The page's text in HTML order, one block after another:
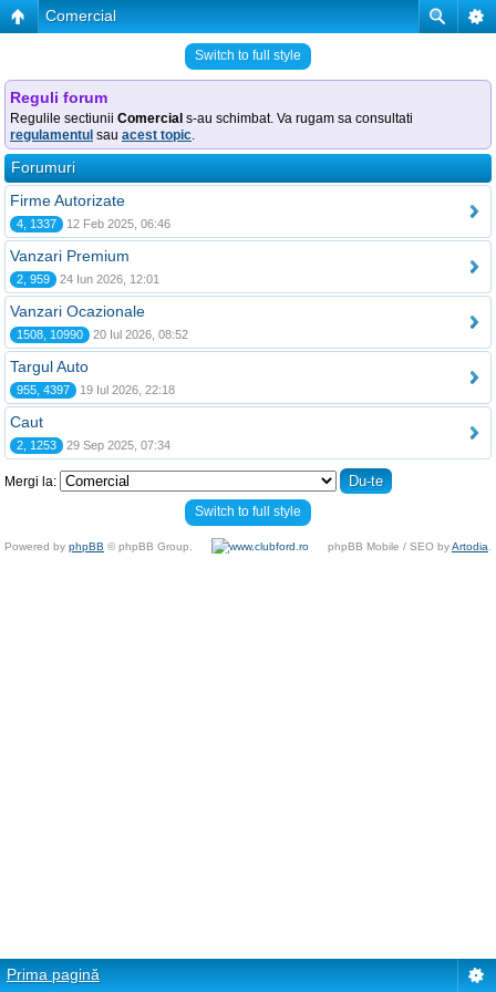
Comercial
Switch to full style
Reguli forum
Regulile sectiunii Comercial s-au schimbat. Va rugam sa consultati
regulamentul sau acest topic.
Forumuri
Firme Autorizate
4, 1337 12 Feb 2025, 06:46
Vanzari Premium
2, 959 24 Iun 2026, 12:01
Vanzari Ocazionale
1508, 10990 20 Iul 2026, 08:52
Targul Auto
955, 4397 19 Iul 2026, 22:18
Caut
2, 1253 29 Sep 2025, 07:34
Mergi la:
Switch to full style
Powered by phpBB © phpBB Group. phpBB Mobile / SEO byArtodia
Prima pagină